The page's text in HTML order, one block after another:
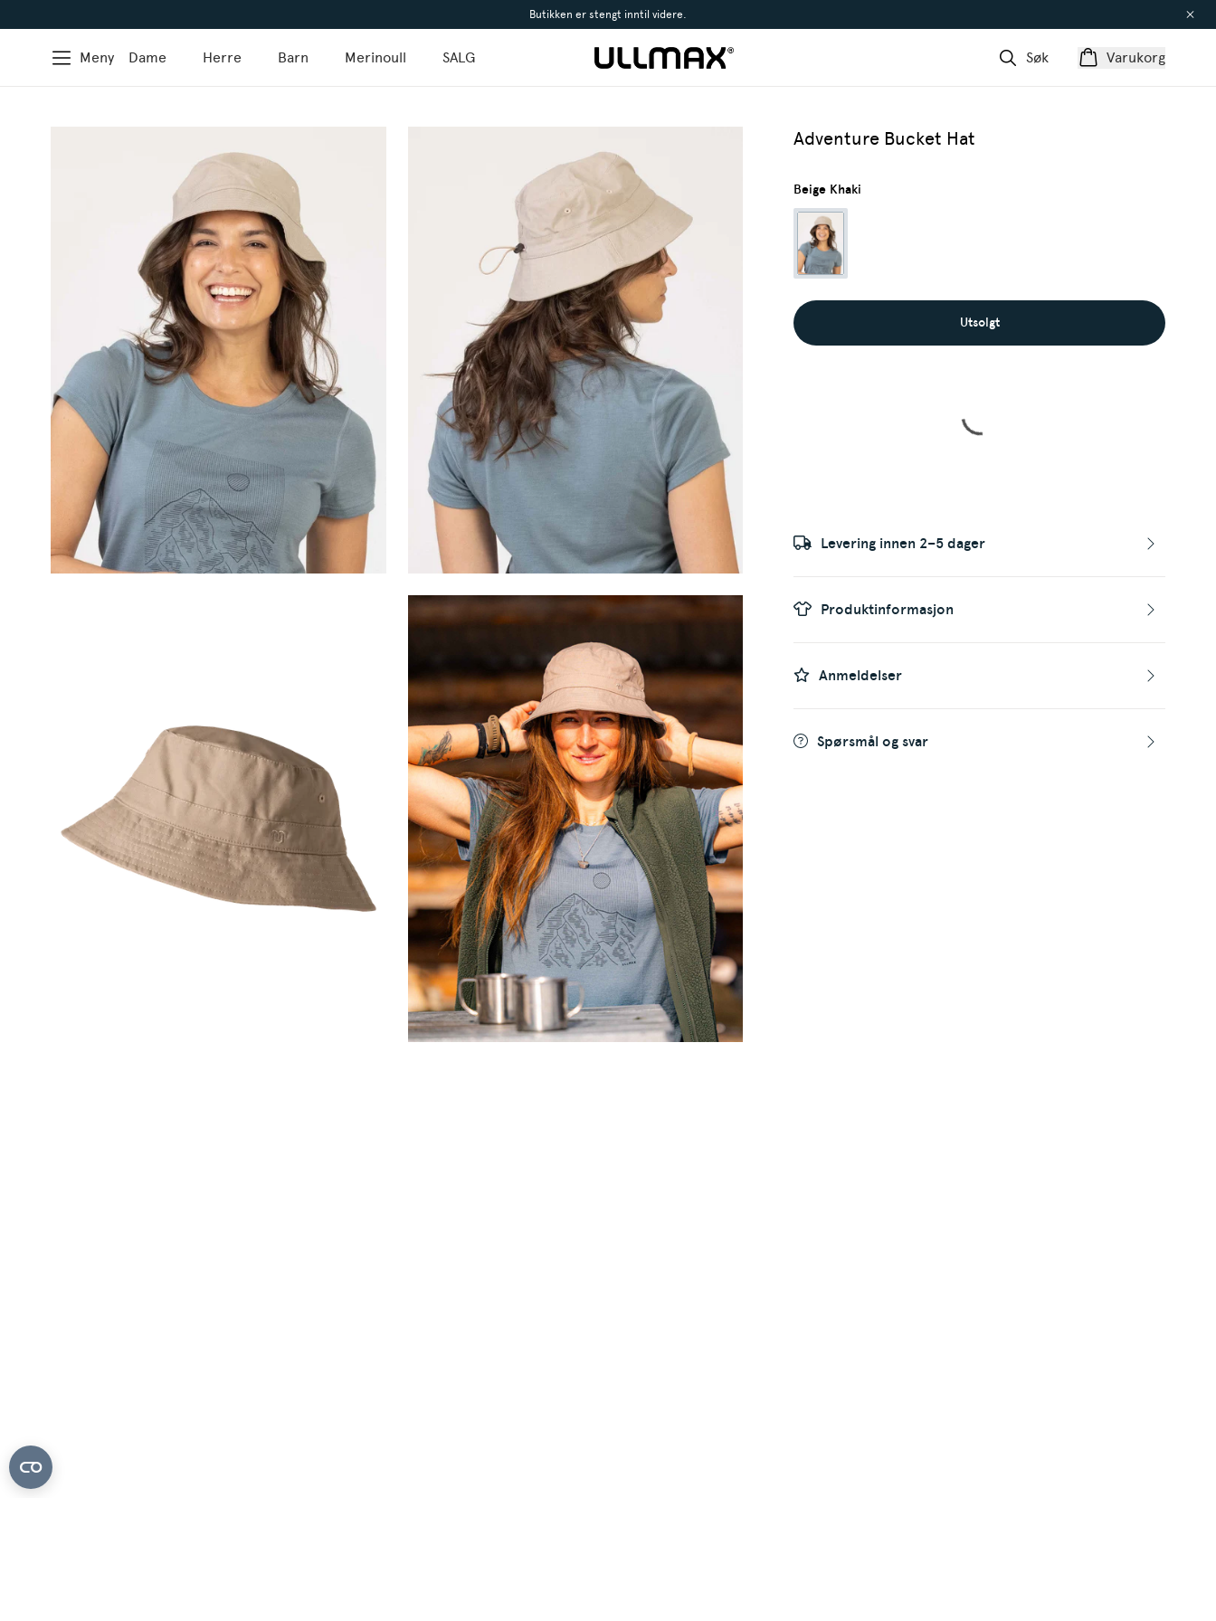
Butikken er stengt inntil videre.
Meny Dame Herre Barn Merinoull SALG Søk Varukorg
Adventure Bucket Hat
Beige Khaki
Utsolgt
Levering innen 2–5 dager
Produktinformasjon
Anmeldelser
Spørsmål og svar